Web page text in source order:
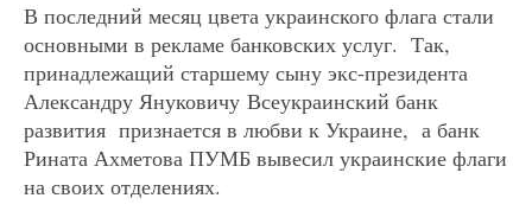
В последний месяц цвета украинского флага стали
основными в рекламе банковских услуг. Так,
принадлежащий старшему сыну экс-президента
Александру Януковичу Всеукраинский банк
развития признается в любви к Украине, а банк
Рината Ахметова ПУМБ вывесил украинские флаги
на своих отделениях.